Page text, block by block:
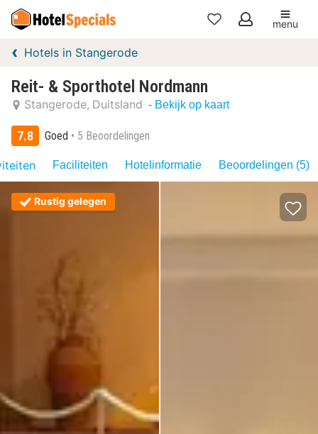
Mijn
menu
Hotels in Stangerode
Reit- & Sporthotel Nordmann
Stangerode Duitsland - Bekijk op kaart
7.8 Goed 5 Beoordelingen
Faciliteiten Hotelinformatie Beoordelingen (5)
Rustig gelegen